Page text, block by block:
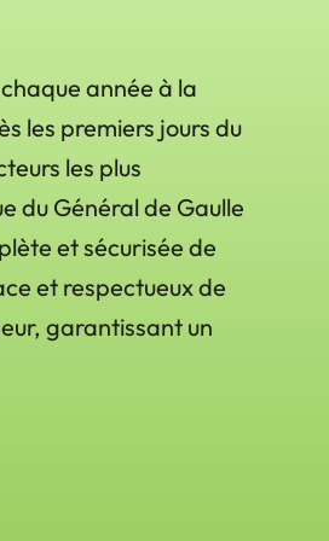
année à la
les premiers jours du
les plus
du Général de Gaulle
et sécurisée de
et respectueux de
garantissant un